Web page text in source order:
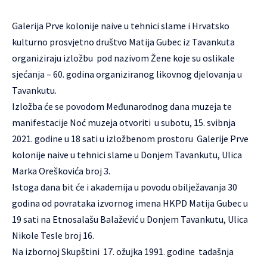
Galerija Prve kolonije naive u tehnici slame i Hrvatsko
kulturno prosvjetno društvo Matija Gubec iz Tavankuta
organiziraju izložbu pod nazivom Žene koje su oslikale
sjećanja – 60. godina organiziranog likovnog djelovanja u
Tavankutu.
Izložba će se povodom Međunarodnog dana muzeja te
manifestacije Noć muzeja otvoriti u subotu, 15. svibnja
2021. godine u 18 sati u izložbenom prostoru Galerije Prve
kolonije naive u tehnici slame u Donjem Tavankutu, Ulica
Marka Oreškovića broj 3.
Istoga dana bit će i akademija u povodu obilježavanja 30
godina od povrataka izvornog imena HKPD Matija Gubec u
19 sati na Etnosalašu Balažević u Donjem Tavankutu, Ulica
Nikole Tesle broj 16.
Na izbornoj Skupštini 17. ožujka 1991. godine tadašnja